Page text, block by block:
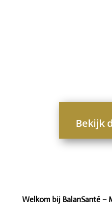
Bekijk
Welkom bij BalanSanté –